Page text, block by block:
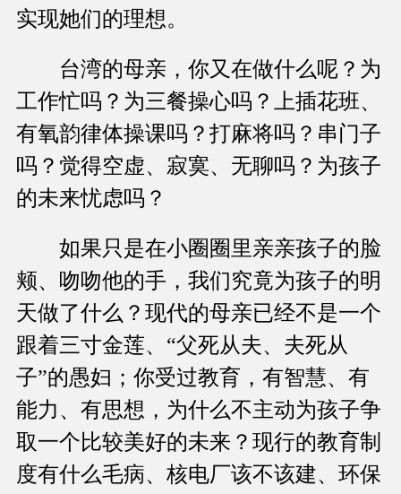
实现她们的理想。
台湾的母亲，你又在做什么呢？为
工作忙吗？为三餐操心吗？上插花班、
有氧韵律体操课吗？打麻将吗？串门子
吗？觉得空虚、寂寞、无聊吗？为孩子
的未来忧虑吗？
如果只是在小圈圈里亲亲孩子的脸
颊、吻吻他的手，我们究竟为孩子的明
天做了什么？现代的母亲已经不是一个
跟着三寸金莲、“父死从夫、夫死从
子”的愚妇；你受过教育，有智慧、有
能力、有思想，为什么不主动为孩子争
取一个比较美好的未来？现行的教育制
度有什么毛病、核电厂该不该建、环保